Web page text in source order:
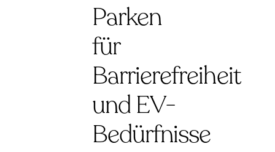
Parken
für
Barrierefreiheit
und EV-
Bedürfnisse